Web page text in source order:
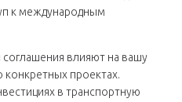
к международным
соглашения влияют на вашу
конкретных проектах.
в транспортную